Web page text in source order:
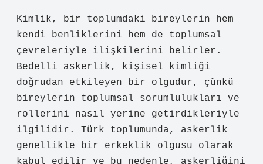
Kimlik, bir toplumdaki bireylerin hem
kendi benliklerini hem de toplumsal
çevreleriyle ilişkilerini belirler.
Bedelli askerlik, kişisel kimliği
doğrudan etkileyen bir olgudur, çünkü
bireylerin toplumsal sorumlulukları ve
rollerini nasıl yerine getirdikleriyle
ilgilidir. Türk toplumunda, askerlik
genellikle bir erkeklik olgusu olarak
kabul edilir ve bu nedenle, askerliğini